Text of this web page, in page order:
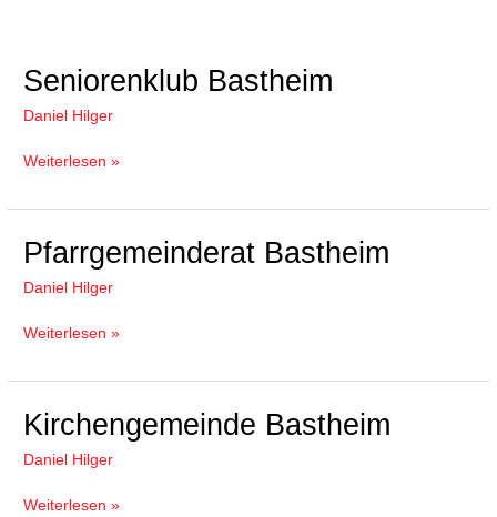
Seniorenklub Bastheim
Daniel Hilger
Seniorenklub
Bastheim
Weiterlesen »
Pfarrgemeinderat Bastheim
Daniel Hilger
Pfarrgemeinderat
Bastheim
Weiterlesen »
Kirchengemeinde Bastheim
Daniel Hilger
Kirchengemeinde
Bastheim
Weiterlesen »